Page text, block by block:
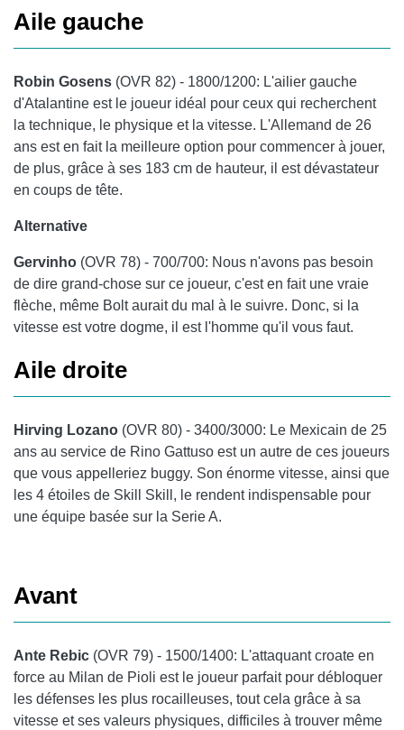
Aile gauche
Robin Gosens (OVR 82) - 1800/1200: L'ailier gauche
d'Atalantine est le joueur idéal pour ceux qui recherchent
la technique, le physique et la vitesse. L'Allemand de 26
ans est en fait la meilleure option pour commencer à jouer,
de plus, grâce à ses 183 cm de hauteur, il est dévastateur
en coups de tête.
Alternative
Gervinho (OVR 78) - 700/700: Nous n'avons pas besoin
de dire grand-chose sur ce joueur, c'est en fait une vraie
flèche, même Bolt aurait du mal à le suivre. Donc, si la
vitesse est votre dogme, il est l'homme qu'il vous faut.
Aile droite
Hirving Lozano (OVR 80) - 3400/3000: Le Mexicain de 25
ans au service de Rino Gattuso est un autre de ces joueurs
que vous appelleriez buggy. Son énorme vitesse, ainsi que
les 4 étoiles de Skill Skill, le rendent indispensable pour
une équipe basée sur la Serie A.
Avant
Ante Rebic (OVR 79) - 1500/1400: L'attaquant croate en
force au Milan de Pioli est le joueur parfait pour débloquer
les défenses les plus rocailleuses, tout cela grâce à sa
vitesse et ses valeurs physiques, difficiles à trouver même